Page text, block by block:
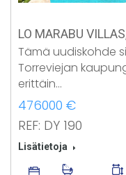
LO MARABU
Tämä uudiskohde
Torreviejan
erittäin…
476000 €
REF: DY 190
Lisätietoja